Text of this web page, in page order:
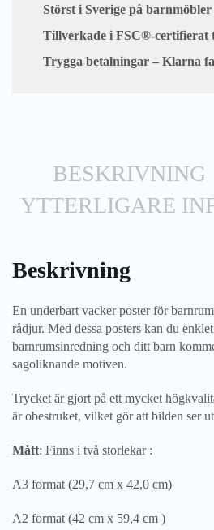
Störst i Sverige på barnmöbler
Tillverkade i FSC®-certifierat
Trygga betalningar – Klarna
BESKRIVNING
YTTERLIGARE
Beskrivning
En underbart vacker poster för
rådjur. Med dessa posters kan du
barnrumsinredning och ditt barn
sagoliknande motiven.
Trycket är gjort på ett mycket
är obestruket, vilket gör att bilden ser
Mått: Finns i två storlekar :
A3 format (29,7 cm x 42,0 cm)
A2 format (42 cm x 59,4 cm )